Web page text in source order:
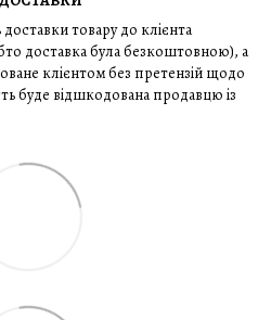
товару до клієнта
доставка була безкоштовною), а
клієнтом без претензій щодо
буде відшкодована продавцю із